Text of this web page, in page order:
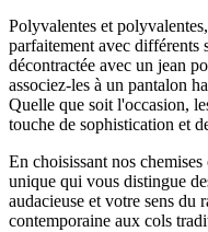
Polyvalentes et
parfaitement avec différents
décontractée avec un jean
associez-les à un pantalon
Quelle que soit l'occasion,
touche de sophistication et
En choisissant nos
unique qui vous distingue
audacieuse et votre sens du
contemporaine aux cols